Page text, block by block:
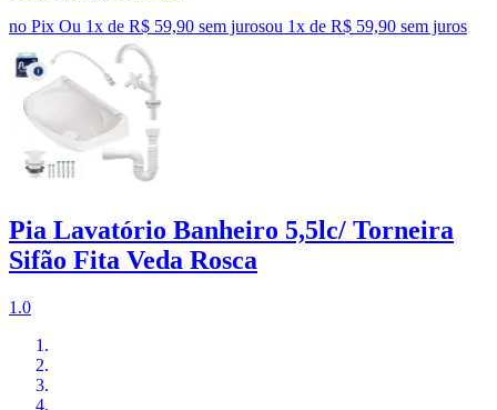
no Pix Ou 1x de R$ 59,90 sem jurosou 1x de R$ 59,90 sem juros
Pia Lavatório Banheiro 5,5lc/ Torneira
Sifão Fita Veda Rosca
1.0